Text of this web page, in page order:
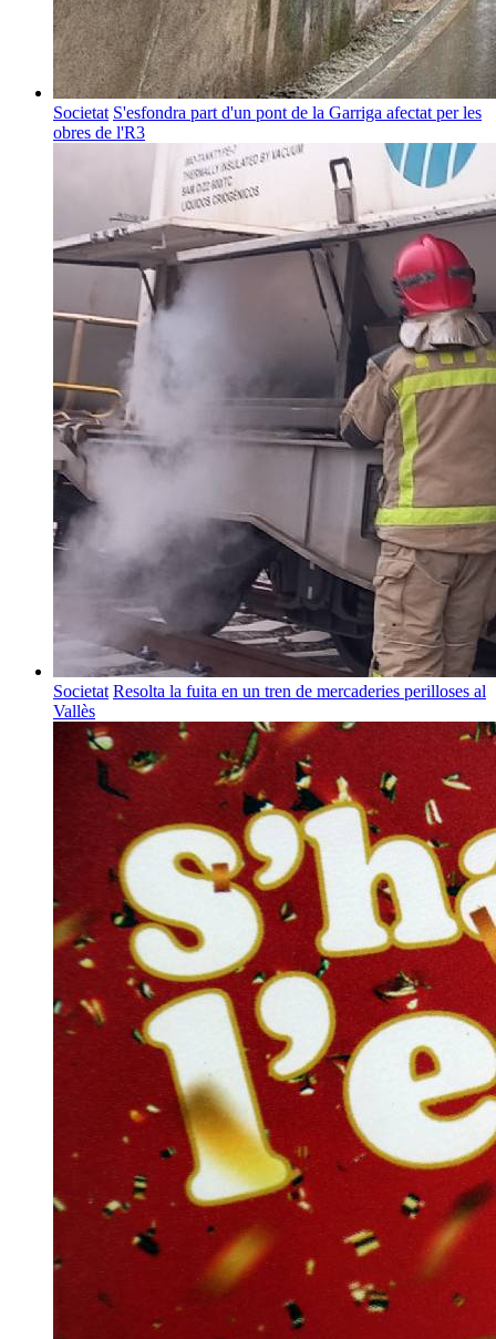
Societat S'esfondra part d'un pont de la Garriga afectat per les
obres de l'R3
Societat Resolta la fuita en un tren de mercaderies perilloses al
Vallès